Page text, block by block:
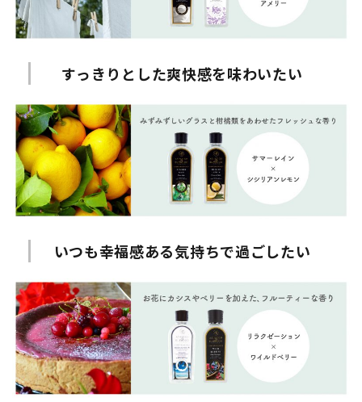
すっきりとした爽快感を味わいたい
いつも幸福感ある気持ちで過ごしたい